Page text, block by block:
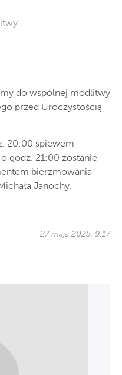
do wspólnej modlitwy
przed Uroczystością
20:00 śpiewem
o godz. 21:00 zostanie
bierzmowania
Janochy.
27 maja 2025, 9:17